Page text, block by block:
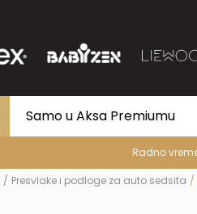
Samo u Aksa Premiumu
Presvlake i podloge za auto sedsita